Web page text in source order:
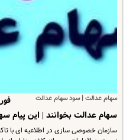
سهام عدالت | سود سهام عدالت
سهام عدالت بخوانند | این پیام
سازمان خصوصی سازی در اطلاعیه ای با